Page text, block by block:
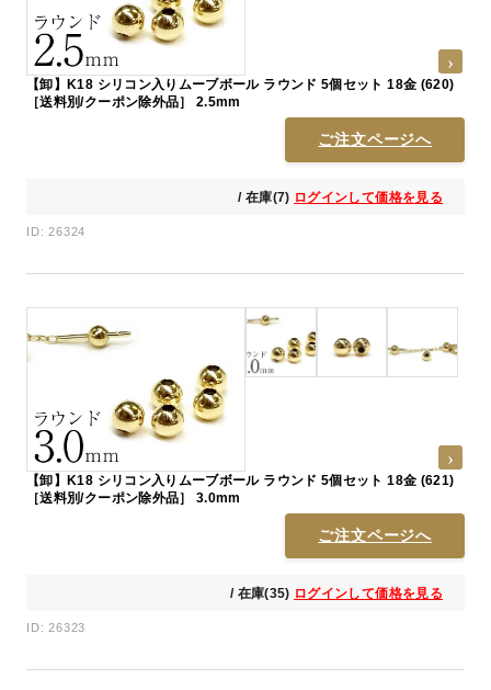
【卸】K18 シリコン入りムーブボール ラウンド 5個セット 18金 (620)
［送料別/クーポン除外品］ 2.5mm
ご注文ページへ
/ 在庫(7) ログインして価格を見る
ID: 26324
【卸】K18 シリコン入りムーブボール ラウンド 5個セット 18金 (621)
［送料別/クーポン除外品］ 3.0mm
ご注文ページへ
/ 在庫(35) ログインして価格を見る
ID: 26323